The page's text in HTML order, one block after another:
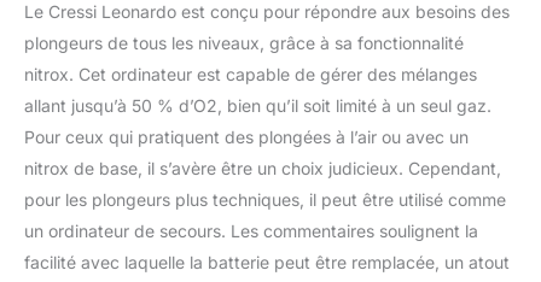
Le Cressi Leonardo est conçu pour répondre aux besoins des
plongeurs de tous les niveaux, grâce à sa fonctionnalité
nitrox. Cet ordinateur est capable de gérer des mélanges
allant jusqu’à 50 % d’O2, bien qu’il soit limité à un seul gaz.
Pour ceux qui pratiquent des plongées à l’air ou avec un
nitrox de base, il s’avère être un choix judicieux. Cependant,
pour les plongeurs plus techniques, il peut être utilisé comme
un ordinateur de secours. Les commentaires soulignent la
facilité avec laquelle la batterie peut être remplacée, un atout